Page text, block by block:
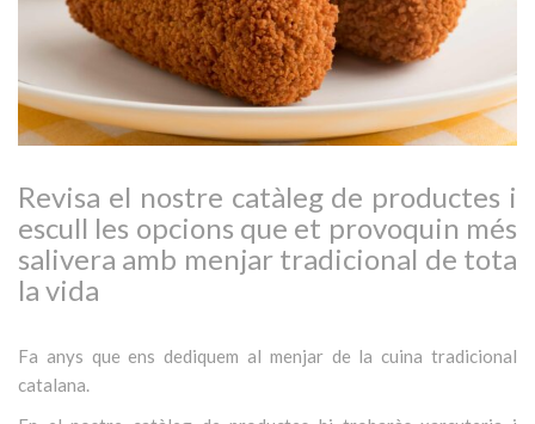
Revisa el nostre catàleg de productes i
escull les opcions que et provoquin més
salivera amb menjar tradicional de tota
la vida
Fa anys que ens dediquem al menjar de la cuina tradicional
catalana.